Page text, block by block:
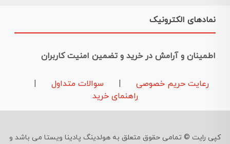
نمادهای الکترونیک
اطمینان و آرامش در خرید و تضمین امنیت کاربران
رعایت حریم خصوصی سوالات متداول
راهنمای خرید
کپی رایت © تمامی حقوق متعلق به هولدینگ پادینا ویستا می باشد و